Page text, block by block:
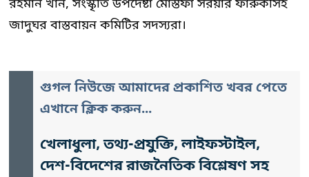
রহমান খান, সংস্কৃতি উপদেষ্টা মোস্তফা সরয়ার ফারুকীসহ
জাদুঘর বাস্তবায়ন কমিটির সদস্যরা।
গুগল নিউজে আমাদের প্রকাশিত খবর পেতে
এখানে ক্লিক করুন...
খেলাধুলা, তথ্য-প্রযুক্তি, লাইফস্টাইল,
দেশ-বিদেশের রাজনৈতিক বিশ্লেষণ সহ